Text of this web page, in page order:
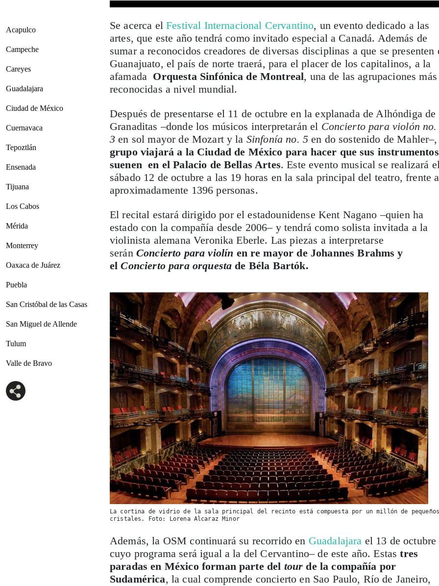
Acapulco
Campeche
Careyes
Guadalajara
Ciudad de México
Cuernavaca
Tepoztlán
Ensenada
Tijuana
Los Cabos
Mérida
Monterrey
Oaxaca de Juárez
Puebla
San Cristóbal de las Casas
San Miguel de Allende
Tulum
Valle de Bravo
Se acerca elFestival Internacional Cervantino, un evento dedicado a las
artes, que este año tendrá como invitado especial a Canadá. Además de
sumar a reconocidos creadores de diversas disciplinas a que se presenten
Guanajuato, el país de norte traerá, para el placer de los capitalinos, a la
afamada Orquesta Sinfónica de Montreal, una de las agrupaciones más
reconocidas a nivel mundial.
Después de presentarse el 11 de octubre en la explanada de Alhóndiga de
Granaditas –donde los músicos interpretarán el Concierto para violón no.
3en sol mayor de Mozart y la Sinfonía no. 5en do sostenido de Mahler–,
grupo viajará a la Ciudad de México para hacer que sus instrumentos
suenen en el Palacio de Bellas Artes. Este evento musical se realizará
sábado 12 de octubre a las 19 horas en la sala principal del teatro, frente a
aproximadamente 1396 personas.
El recital estará dirigido por el estadounidense Kent Nagano –quien ha
estado con la compañía desde 2006– y tendrá como solista invitada a la
violinista alemana Veronika Eberle. Las piezas a interpretarse
serán Concierto para violín en re mayor de Johannes Brahms y
elConcierto para orquesta de Béla Bartók.
La cortina de vidrio de la sala principal del recinto está compuesta por un millón de pequeños
cristales. Foto: Lorena Alcaraz Minor
Además, la OSM continuará su recorrido en Guadalajara el 13 de octubre
cuyo programa será igual a la del Cervantino– de este año. Estas tres
paradas en México forman parte del tour de la compañía por
Sudamérica, la cual comprende concierto en Sao Paulo, Río de Janeiro,